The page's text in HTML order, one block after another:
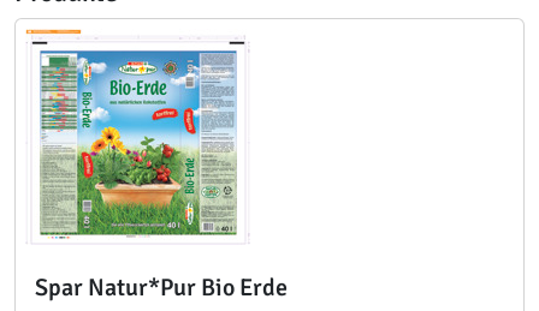
Spar Natur*Pur Bio Erde